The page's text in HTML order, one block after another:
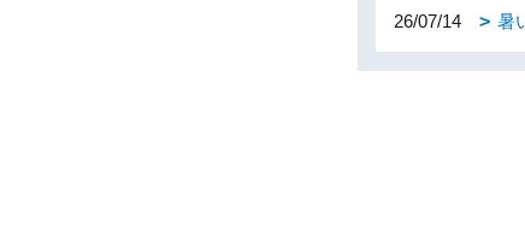
26/07/14 暑